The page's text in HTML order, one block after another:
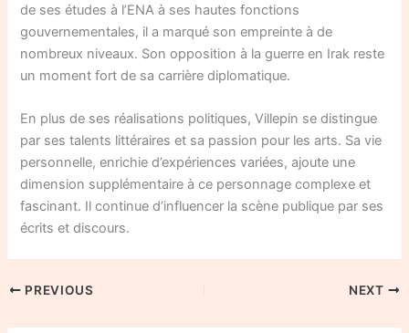
de ses études à l’ENA à ses hautes fonctions
gouvernementales, il a marqué son empreinte à de
nombreux niveaux. Son opposition à la guerre en Irak reste
un moment fort de sa carrière diplomatique.
En plus de ses réalisations politiques, Villepin se distingue
par ses talents littéraires et sa passion pour les arts. Sa vie
personnelle, enrichie d’expériences variées, ajoute une
dimension supplémentaire à ce personnage complexe et
fascinant. Il continue d’influencer la scène publique par ses
écrits et discours.
PREVIOUS NEXT